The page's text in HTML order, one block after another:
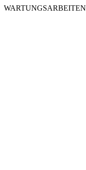
WARTUNGSARBEITEN